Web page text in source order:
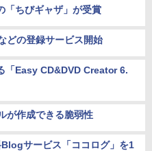
「ちびギャザ」が受賞
どの登録サービス開始
「Easy CD&DVD Creator 6.
が作成できる脆弱性
サービス「ココログ」を1